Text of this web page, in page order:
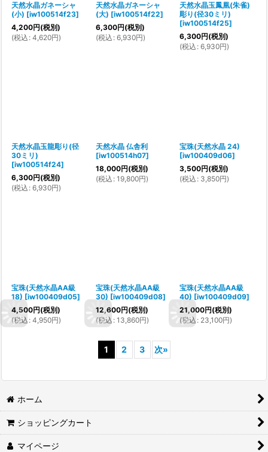
天然水晶ガネーシャ
(小) [iw100514f23]
4,200円(税別)
(税込 : 4,620円)
天然水晶ガネーシャ
(大) [iw100514f22]
6,300円(税別)
(税込 : 6,930円)
天然水晶玉鳳凰(朱雀)
彫り(径30ミリ)
[iw100514f25]
6,300円(税別)
(税込 : 6,930円)
天然水晶玉龍彫り(径
30ミリ)
[iw100514f24]
6,300円(税別)
(税込 : 6,930円)
天然水晶 仏舎利
[iw100514h07]
18,000円(税別)
(税込 : 19,800円)
宝珠(天然水晶 24)
[iw100409d06]
3,500円(税別)
(税込 : 3,850円)
宝珠(天然水晶AA級
18) [iw100409d05]
4,500円(税別)
(税込 : 4,950円)
宝珠(天然水晶AA級
30) [iw100409d08]
12,600円(税別)
(税込 : 13,860円)
宝珠(天然水晶AA級
40) [iw100409d09]
21,000円(税別)
(税込 : 23,100円)
1 2 3 次»
ホーム
ショッピングカート
マイページ